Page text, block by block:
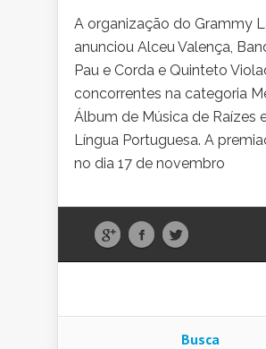
A organização do Grammy
anunciou Alceu Valença,
Pau e Corda e Quinteto
concorrentes na categoria
Álbum de Música de Raízes
Língua Portuguesa. A
no dia 17 de novembro
Busca